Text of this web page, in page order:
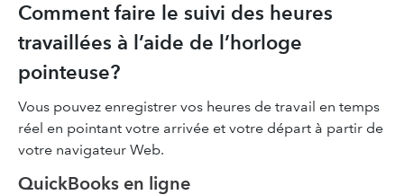
Comment faire le suivi des heures
travaillées à l’aide de l’horloge
pointeuse?
Vous pouvez enregistrer vos heures de travail en temps
réel en pointant votre arrivée et votre départ à partir de
votre navigateur Web.
QuickBooks en ligne